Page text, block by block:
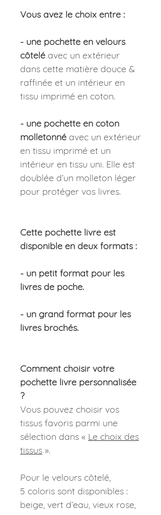
Vous avez le choix entre :
- une pochette en velours
côtelé avec un extérieur
dans cette matière douce &
raffinée et un intérieur en
tissu imprimé en coton.
- une pochette en coton
molletonné avec un extérieur
en tissu imprimé et un
intérieur en tissu uni. Elle est
doublée d’un molleton léger
pour protéger vos livres.
Cette pochette livre est
disponible en deux formats :
- un petit format pour les
livres de poche.
- un grand format pour les
livres brochés.
Comment choisir votre
pochette livre personnalisée
?
Vous pouvez choisir vos
tissus favoris parmi une
sélection dans « Le choix des
tissus ».
Pour le velours côtelé,
5 coloris sont disponibles :
beige, vert d’eau, vieux rose,